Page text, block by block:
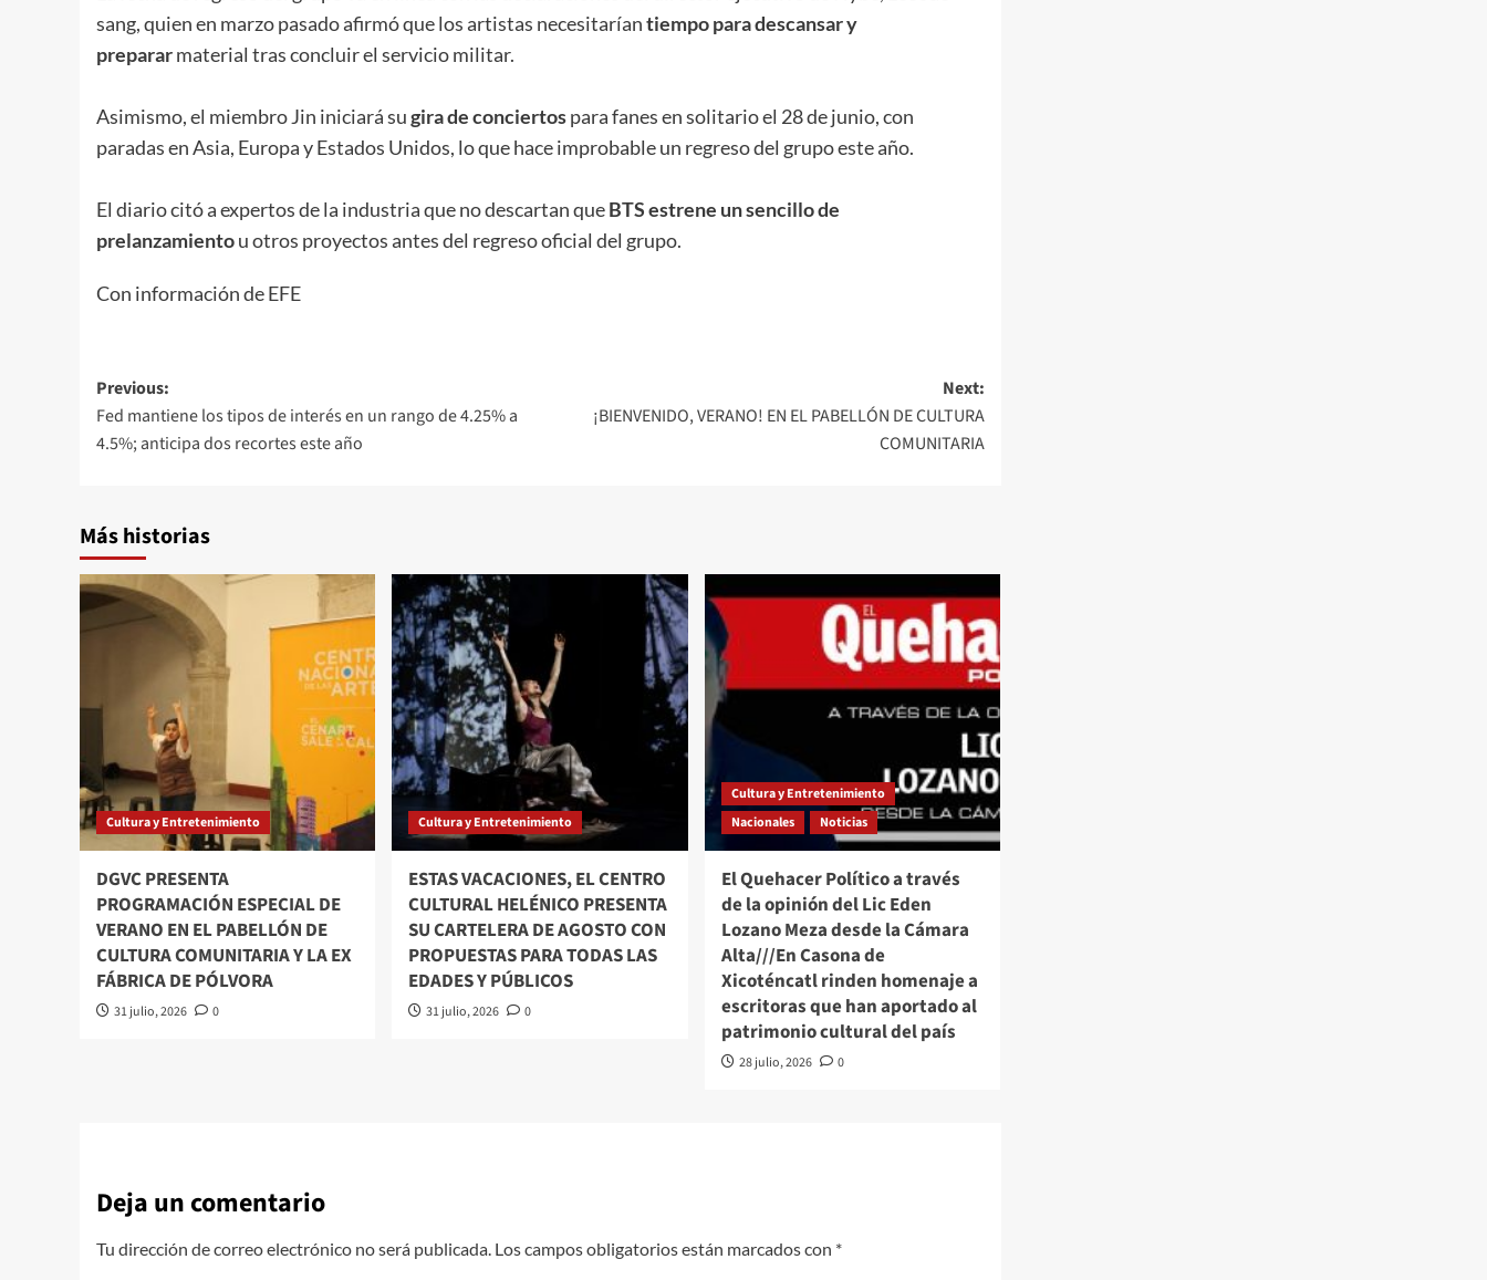
sang, quien en marzo pasado afirmó que los artistas necesitaríantiempo para descansar y
prepararmaterial tras concluir el servicio militar.
Asimismo, el miembro Jin iniciará sugira de conciertospara fanes en solitario el 28 de junio, con
paradas en Asia, Europa y Estados Unidos, lo que hace improbable un regreso del grupo este año.
El diario citó a expertos de la industria que no descartan queBTS estrene un sencillo de
prelanzamientou otros proyectos antes del regreso oficial del grupo.
Con información de EFE
Post
navigation
Previous:
Fed mantiene los tipos de interés en un rango de 4.25% a
4.5%; anticipa dos recortes este año
Next:
¡BIENVENIDO, VERANO! EN EL PABELLÓN DE CULTURA
COMUNITARIA
Más historias
Cultura y Entretenimiento
DGVC PRESENTA
PROGRAMACIÓN ESPECIAL DE
VERANO EN EL PABELLÓN DE
CULTURA COMUNITARIA Y LA EX
FÁBRICA DE PÓLVORA
31 julio, 2026 0
Cultura y Entretenimiento
ESTAS VACACIONES, EL CENTRO
CULTURAL HELÉNICO PRESENTA
SU CARTELERA DE AGOSTO CON
PROPUESTAS PARA TODAS LAS
EDADES Y PÚBLICOS
31 julio, 2026 0
Cultura y Entretenimiento
Nacionales
Noticias
El Quehacer Político a través
de la opinión del Lic Eden
Lozano Meza desde la Cámara
Alta///En Casona de
Xicoténcatl rinden homenaje a
escritoras que han aportado al
patrimonio cultural del país
28 julio, 2026 0
Deja un comentario
Tu dirección de correo electrónico no será publicada. Los campos obligatorios están marcados con *